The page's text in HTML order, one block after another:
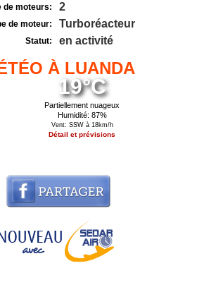
de moteurs: 2
de moteur: Turboréacteur
Statut: en activité
À LUANDA
19°C
Partiellement nuageux
Humidité: 87%
Vent: SSW à 18km/h
Détail et prévisions